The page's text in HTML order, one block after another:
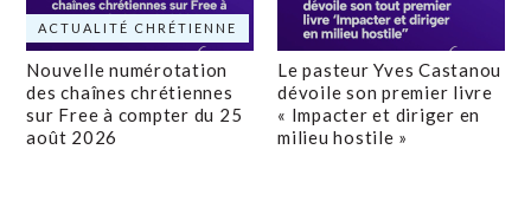
ACTUALITÉ CHRÉTIENNE
Nouvelle numérotation
des chaînes chrétiennes
sur Free à compter du 25
août 2026
Le pasteur Yves Castanou
dévoile son premier livre
« Impacter et diriger en
milieu hostile »